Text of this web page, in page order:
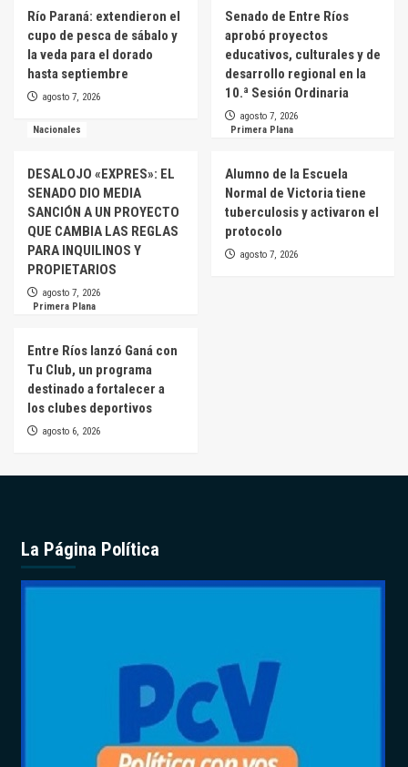
Río Paraná: extendieron el
cupo de pesca de sábalo y
la veda para el dorado
hasta septiembre
agosto 7, 2026
Senado de Entre Ríos
aprobó proyectos
educativos, culturales y de
desarrollo regional en la
10.ª Sesión Ordinaria
agosto 7, 2026
Nacionales
DESALOJO «EXPRES»: EL
SENADO DIO MEDIA
SANCIÓN A UN PROYECTO
QUE CAMBIA LAS REGLAS
PARA INQUILINOS Y
PROPIETARIOS
agosto 7, 2026
Primera Plana
Alumno de la Escuela
Normal de Victoria tiene
tuberculosis y activaron el
protocolo
agosto 7, 2026
Primera Plana
Entre Ríos lanzó Ganá con
Tu Club, un programa
destinado a fortalecer a
los clubes deportivos
agosto 6, 2026
La Página Política